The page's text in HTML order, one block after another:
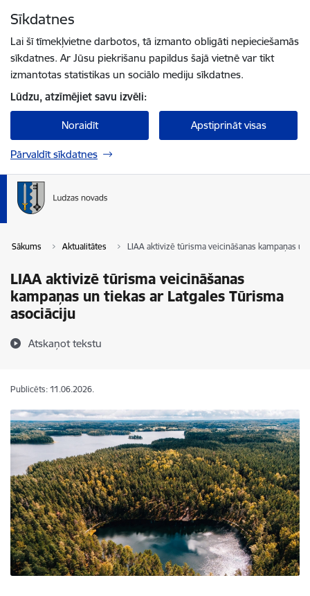
Sīkdatnes
Lai šī tīmekļvietne darbotos, tā izmanto obligāti nepieciešamās
sīkdatnes. Ar Jūsu piekrišanu papildus šajā vietnē var tikt
izmantotas statistikas un sociālo mediju sīkdatnes.
Lūdzu, atzīmējiet savu izvēli:
Noraidīt Apstiprināt visas
Pārvaldīt sīkdatnes
Sākums Aktualitātes LIAA aktivizē tūrisma veicināšanas kampaņas
LIAA aktivizē tūrisma veicināšanas
kampaņas un tiekas ar Latgales Tūrisma
asociāciju
Atskaņot tekstu
Publicēts: 11.06.2026.